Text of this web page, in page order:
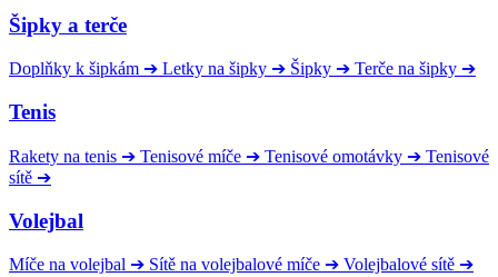
Šipky a terče
Doplňky k šipkám ➔ Letky na šipky ➔ Šipky ➔ Terče na šipky ➔
Tenis
Rakety na tenis ➔ Tenisové míče ➔ Tenisové omotávky ➔ Tenisové
sítě ➔
Volejbal
Míče na volejbal ➔ Sítě na volejbalové míče ➔ Volejbalové sítě ➔